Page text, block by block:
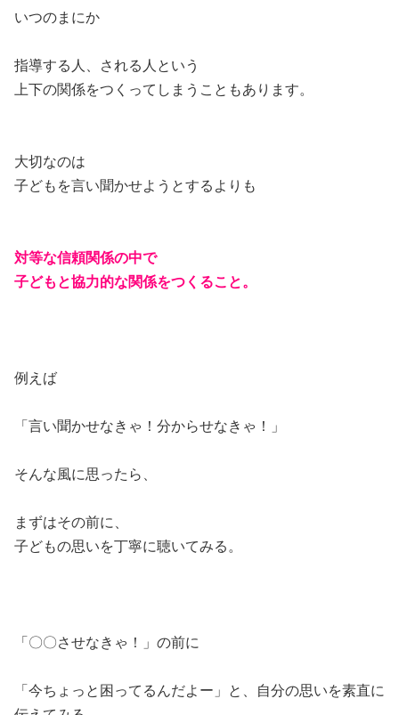
いつのまにか
指導する人、される人という
上下の関係をつくってしまうこともあります。
大切なのは
子どもを言い聞かせようとするよりも
対等な信頼関係の中で
子どもと協力的な関係をつくること。
例えば
「言い聞かせなきゃ！分からせなきゃ！」
そんな風に思ったら、
まずはその前に、
子どもの思いを丁寧に聴いてみる。
「〇〇させなきゃ！」の前に
「今ちょっと困ってるんだよー」と、自分の思いを素直に